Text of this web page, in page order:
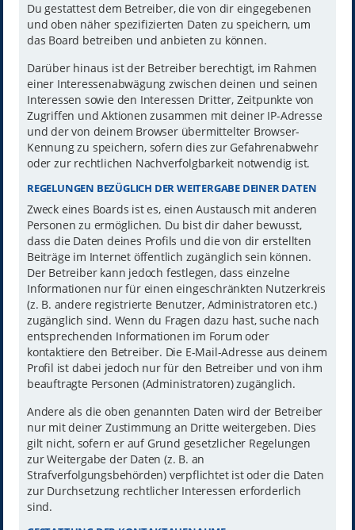
Du gestattest dem Betreiber, die von dir eingegebenen
und oben näher spezifizierten Daten zu speichern, um
das Board betreiben und anbieten zu können.
Darüber hinaus ist der Betreiber berechtigt, im Rahmen
einer Interessenabwägung zwischen deinen und seinen
Interessen sowie den Interessen Dritter, Zeitpunkte von
Zugriffen und Aktionen zusammen mit deiner IP-Adresse
und der von deinem Browser übermittelter Browser-
Kennung zu speichern, sofern dies zur Gefahrenabwehr
oder zur rechtlichen Nachverfolgbarkeit notwendig ist.
REGELUNGEN BEZÜGLICH DER WEITERGABE DEINER DATEN
Zweck eines Boards ist es, einen Austausch mit anderen
Personen zu ermöglichen. Du bist dir daher bewusst,
dass die Daten deines Profils und die von dir erstellten
Beiträge im Internet öffentlich zugänglich sein können.
Der Betreiber kann jedoch festlegen, dass einzelne
Informationen nur für einen eingeschränkten Nutzerkreis
(z. B. andere registrierte Benutzer, Administratoren etc.)
zugänglich sind. Wenn du Fragen dazu hast, suche nach
entsprechenden Informationen im Forum oder
kontaktiere den Betreiber. Die E-Mail-Adresse aus deinem
Profil ist dabei jedoch nur für den Betreiber und von ihm
beauftragte Personen (Administratoren) zugänglich.
Andere als die oben genannten Daten wird der Betreiber
nur mit deiner Zustimmung an Dritte weitergeben. Dies
gilt nicht, sofern er auf Grund gesetzlicher Regelungen
zur Weitergabe der Daten (z. B. an
Strafverfolgungsbehörden) verpflichtet ist oder die Daten
zur Durchsetzung rechtlicher Interessen erforderlich
sind.